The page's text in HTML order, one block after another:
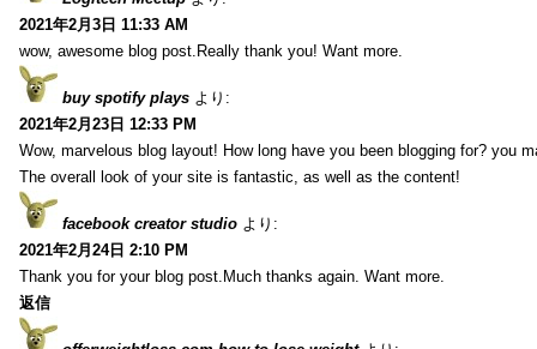
2021年2月3日 11:33 AM
wow, awesome blog post.Really thank you! Want more.
buy spotify plays より:
2021年2月23日 12:33 PM
Wow, marvelous blog layout! How long have you been blogging for? you
The overall look of your site is fantastic, as well as the content!
facebook creator studio より:
2021年2月24日 2:10 PM
Thank you for your blog post.Much thanks again. Want more.
返信